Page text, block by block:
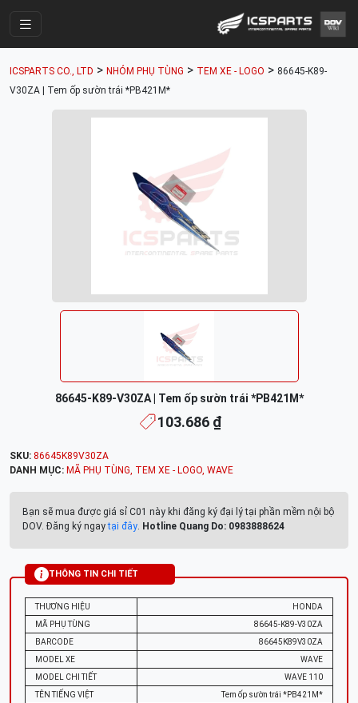
Cửa Hàng
Parts Catalogue
Nhóm Phụ Tùng
Tài khoản
ICSPARTS CO., LTD > NHÓM PHỤ TÙNG > TEM XE - LOGO > 86645-K89-
V30ZA | Tem ốp sườn trái *PB421M*
86645-K89-V30ZA | Tem ốp sườn trái *PB421M*
103.686 ₫
SKU: 86645K89V30ZA
DANH MỤC: MÃ PHỤ TÙNG, TEM XE - LOGO, WAVE
Bạn sẽ mua được giá sỉ C01 này khi đăng ký đại lý tại phần mềm nội bộ
DOV. Đăng ký ngaytại đây. Hotline Quang Do: 0983888624
THÔNG TIN CHI TIẾT
THƯƠNG HIỆU
HONDA
MÃ PHỤ TÙNG
86645-K89-V30ZA
BARCODE
86645K89V30ZA
MODEL XE
WAVE
MODEL CHI TIẾT
WAVE 110
TÊN TIẾNG VIỆT
Tem ốp sườn trái *PB421M*